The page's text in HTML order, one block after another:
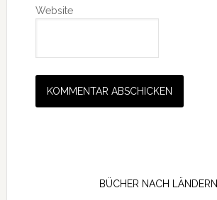
Website
BÜCHER NACH LÄNDERN